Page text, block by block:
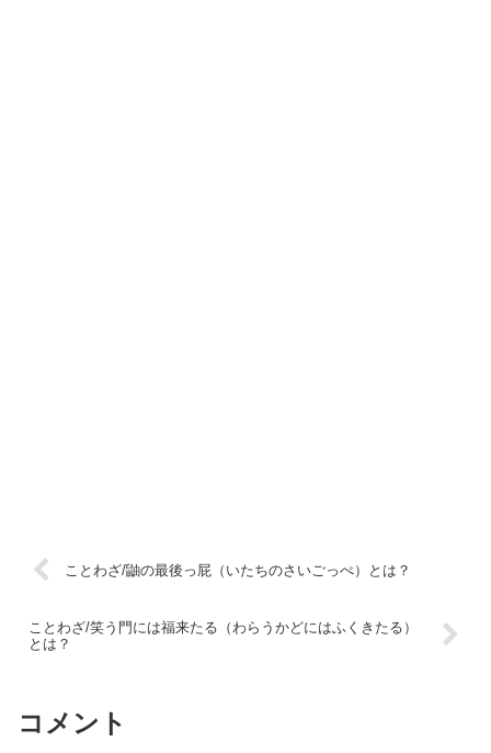
ことわざ/鼬の最後っ屁（いたちのさいごっぺ）とは？
ことわざ/笑う門には福来たる（わらうかどにはふくきたる）
とは？
コメント